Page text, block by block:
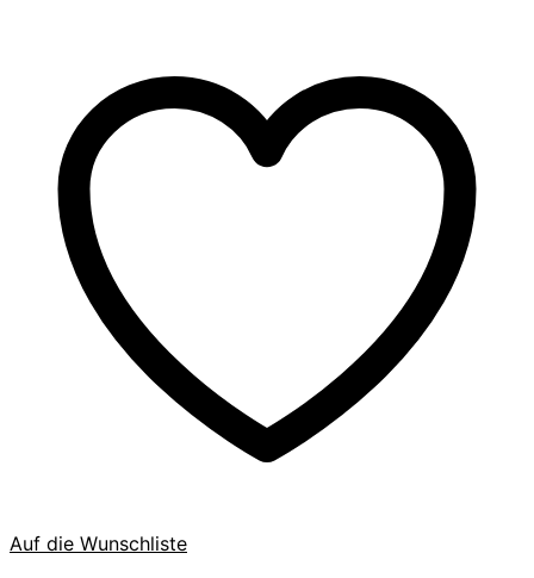
Auf die Wunschliste